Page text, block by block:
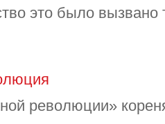
это было вызвано
революции»